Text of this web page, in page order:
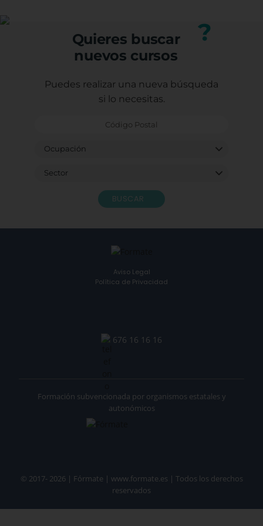
Quieres buscar
nuevos cursos
?
Puedes realizar una nueva búsqueda
si lo necesitas.
BUSCAR
Aviso Legal
Política de Privacidad
676 16 16 16
© 2017- 2026 | Fórmate | www.formate.es | Todos los derechos
reservados
Formación subvencionada por organismos estatales y
autonómicos